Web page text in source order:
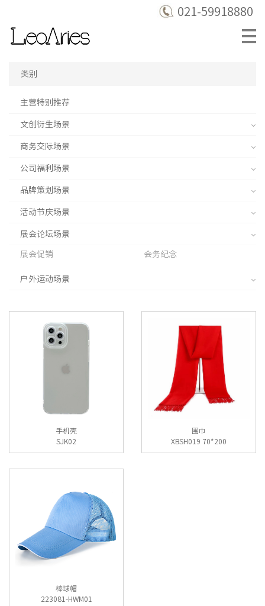
021-59918880
类别
主营特别推荐
文创衍生场景
商务交际场景
公司福利场景
品牌策划场景
活动节庆场景
展会论坛场景
展会促销 会务纪念
户外运动场景
手机壳
SJK02
围巾
XBSH019 70*200
棒球帽
223081-HWM01